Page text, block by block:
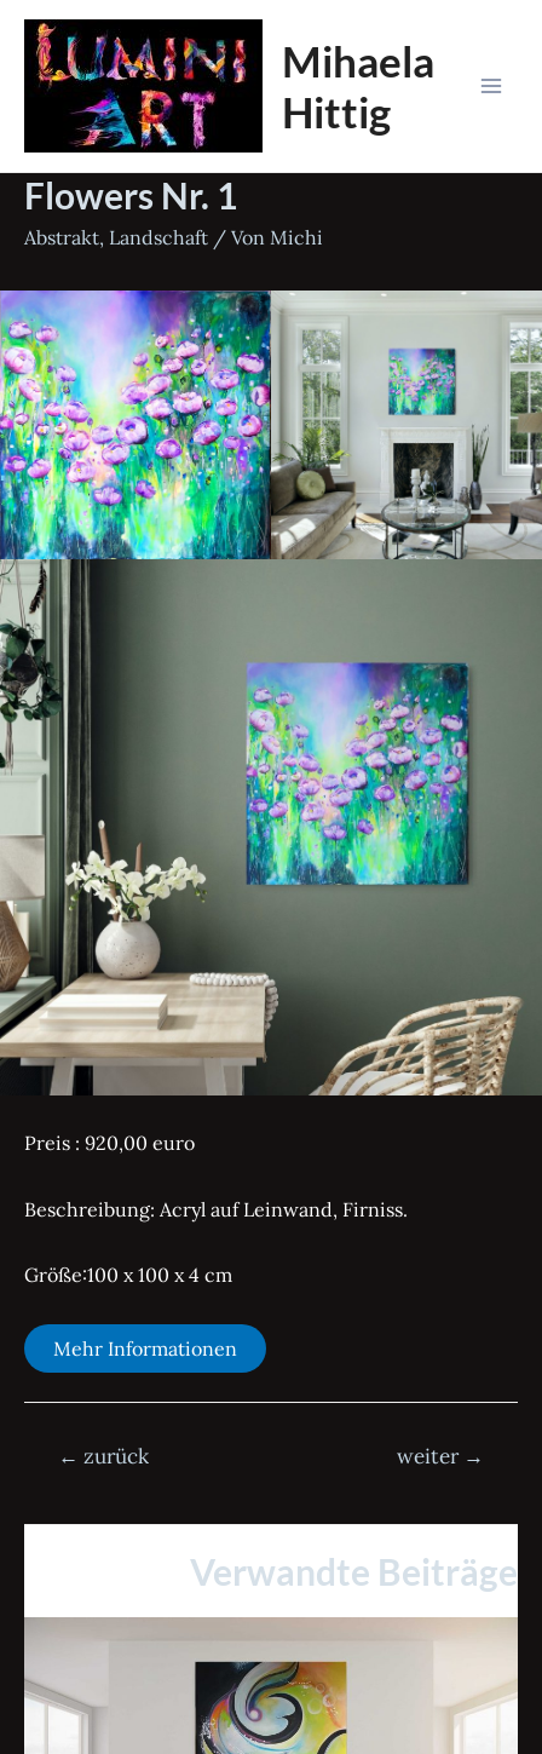
Zum
Inhalt
springen
Mihaela
Hittig
Flowers Nr. 1
Abstrakt, Landschaft / Von Michi
Preis : 920,00 euro
Beschreibung: Acryl auf Leinwand, Firniss.
Größe:100 x 100 x 4 cm
Mehr Informationen
Beitrags-
← zurück weiter →
Verwandte Beiträge